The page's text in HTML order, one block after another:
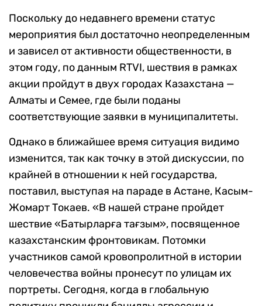
Поскольку до недавнего времени статус
мероприятия был достаточно неопределенным
и зависел от активности общественности, в
этом году, по данным RTVI, шествия в рамках
акции пройдут в двух городах Казахстана —
Алматы и Семее, где были поданы
соответствующие заявки в муниципалитеты.
Однако в ближайшее время ситуация видимо
изменится, так как точку в этой дискуссии, по
крайней в отношении к ней государства,
поставил, выступая на параде в Астане, Касым-
Жомарт Токаев. «В нашей стране пройдет
шествие «Батырларға тағзым», посвященное
казахстанским фронтовикам. Потомки
участников самой кровопролитной в истории
человечества войны пронесут по улицам их
портреты. Сегодня, когда в глобальную